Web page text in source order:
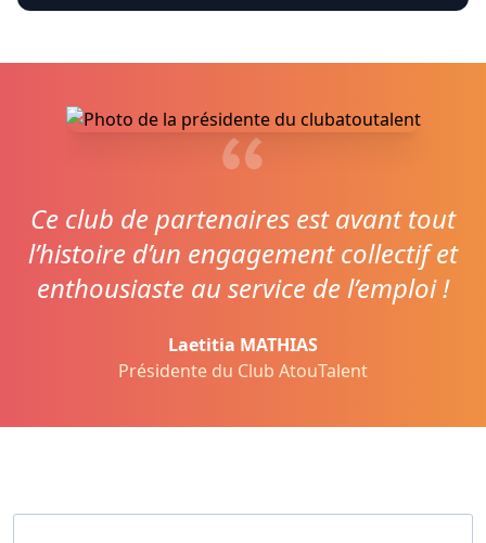
Ce club de partenaires est avant tout
l’histoire d’un engagement collectif et
enthousiaste au service de l’emploi !
Laetitia MATHIAS
Présidente du Club AtouTalent